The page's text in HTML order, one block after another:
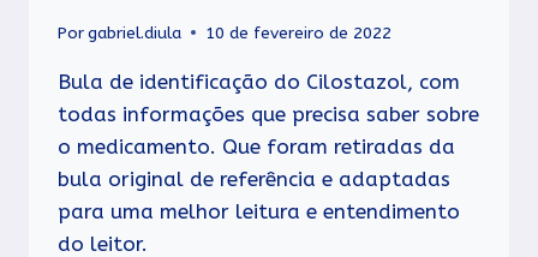
Porgabriel.diula 10 de fevereiro de 2022
Bula de identificação do Cilostazol, com
todas informações que precisa saber sobre
o medicamento. Que foram retiradas da
bula original de referência e adaptadas
para uma melhor leitura e entendimento
do leitor.